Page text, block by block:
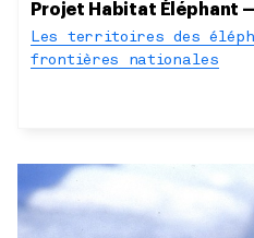
Projet Habitat Éléphant
Les territoires des
frontières nationales